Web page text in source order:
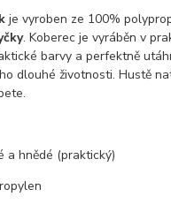
je vyroben ze 100%
. Koberec je vyráběn v
barvy a perfektně
dlouhé životnosti. Hustě
a hnědé (praktický)